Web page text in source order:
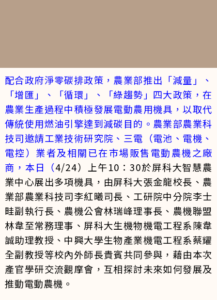
配合政府淨零碳排政策，農業部推出「減量」、
「增匯」、「循環」、「綠趨勢」四大政策，在
農業生產過程中積極發展電動農用機具，以取代
傳統使用燃油引擎達到減碳目的。農業部農業科
技司邀請工業技術研究院、三電（電池、電機、
電控）業者及相關已在市場販售電動農機之廠
商，本日（4/24）上午10：30於屏科大智慧農
業中心展出多項機具，由屏科大張金龍校長、農
業部農業科技司李紅曦司長、工研院中分院李士
畦副執行長、農機公會林瑞峰理事長、農機聯盟
林韋至常務理事、屏科大生機物機電工程系陳韋
誠助理教授、中興大學生物產業機電工程系蔡耀
全副教授等校內外師長貴賓共同參與，藉由本次
產官學研交流觀摩會，互相探討未來如何發展及
推動電動農機。